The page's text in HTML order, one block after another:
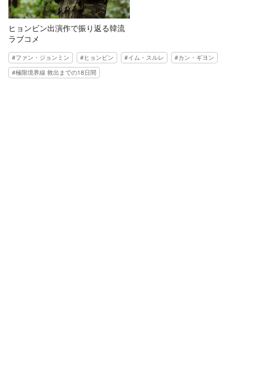
ヒョンビン出演作で振り返る韓流
ラブコメ
ファン・ジョンミン ヒョンビン イム・スルレ
カン・ギヨン
極限境界線 救出までの18日間